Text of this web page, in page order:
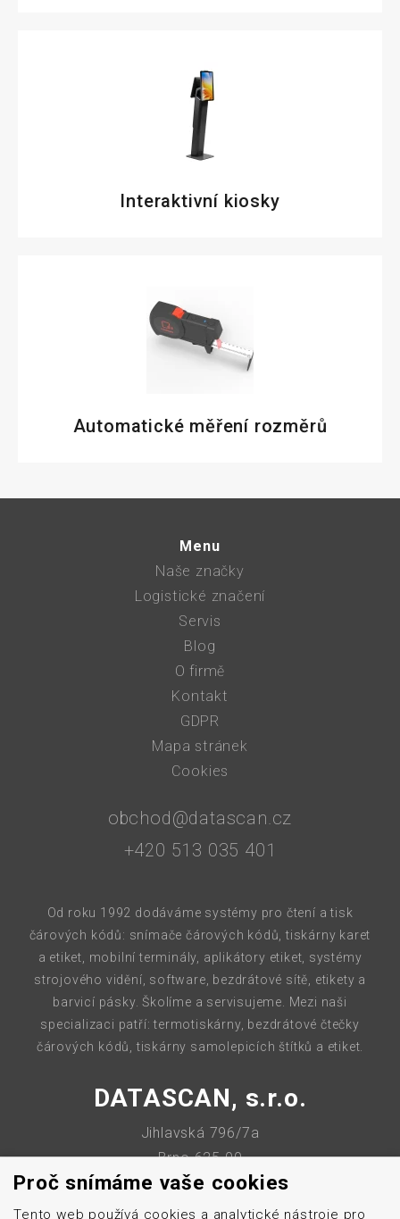
Interaktivní kiosky
Automatické měření rozměrů
Menu
Naše značky
Logistické značení
Servis
Blog
O firmě
Kontakt
GDPR
Mapa stránek
Cookies
obchod@datascan.cz
+420 513 035 401
Od roku 1992 dodáváme systémy pro čtení a tisk
čárových kódů: snímače čárových kódů, tiskárny karet
a etiket, mobilní terminály, aplikátory etiket, systémy
strojového vidění, software, bezdrátové sítě, etikety a
barvicí pásky. Školíme a servisujeme. Mezi naši
specializaci patří: termotiskárny, bezdrátové čtečky
čárových kódů, tiskárny samolepicích štítků a etiket.
DATASCAN, s.r.o.
Jihlavská 796/7a
Brno 625 00
Česká republika
Proč snímáme vaše cookies
Tento web používá cookies a analytické nástroje pro